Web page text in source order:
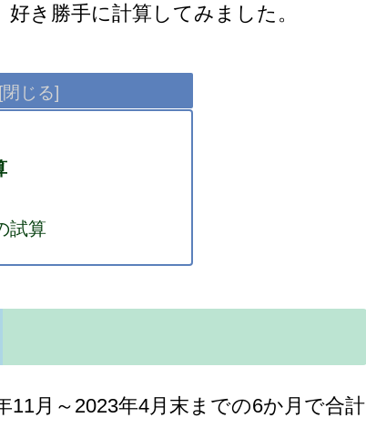
き勝手に計算してみました。
試算
月～2023年4月末までの6か月で合計